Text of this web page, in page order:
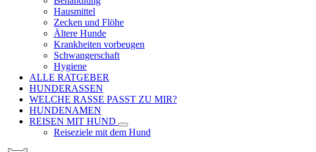
Hausmittel
Zecken und Flöhe
Ältere Hunde
Krankheiten vorbeugen
Schwangerschaft
Hygiene
ALLE RATGEBER
HUNDERASSEN
WELCHE RASSE PASST ZU MIR?
HUNDENAMEN
REISEN MIT HUND
Reiseziele mit dem Hund